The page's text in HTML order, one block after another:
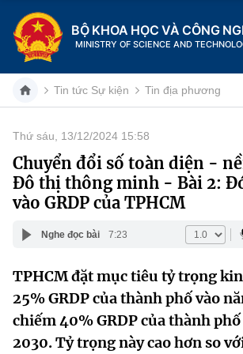
BỘ KHOA HỌC VÀ CÔNG
MINISTRY OF SCIENCE AND
Danh mục
Trang chủ
Cơ cấu tổ chức
Lịch sử phát triển
Khoa học và Công nghệ
Đổi mới sáng tạo
Dịch vụ công
Hệ thống văn bản
Tin tức Sự kiện Tin địa phương
Thứ sáu, 13/12/2024 15:58
Chuyển đổi số toàn diện -
Đô thị thông minh - Bài 2:
vào GRDP của TPHCM
Nghe đọc bài 7:23
TPHCM đặt mục tiêu tỷ trọng
25% GRDP của thành phố vào
chiếm 40% GRDP của thành
2030. Tỷ trọng này cao hơn so